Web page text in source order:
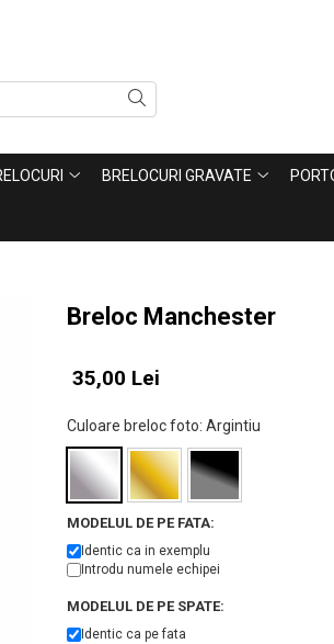
BRELOCURI GRAVATE
Breloc Manchester
35,00 Lei
Culoare breloc foto: Argintiu
MODELUL DE PE FATA:
Identic ca in exemplu
Introdu numele echipei
MODELUL DE PE SPATE:
Identic ca pe fata